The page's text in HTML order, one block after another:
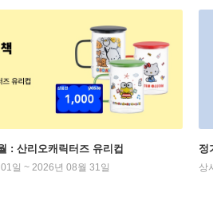
: 산리오캐릭터즈 유리컵
일 ~ 2026년 08월 31일
정
상